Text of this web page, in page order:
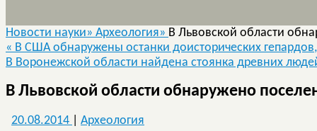
Новости науки» Археология» В Львовской области
« В США обнаружены останки доисторических
В Воронежской области найдена стоянка древних
В Львовской области обнаружено
20.08.2014 Археология